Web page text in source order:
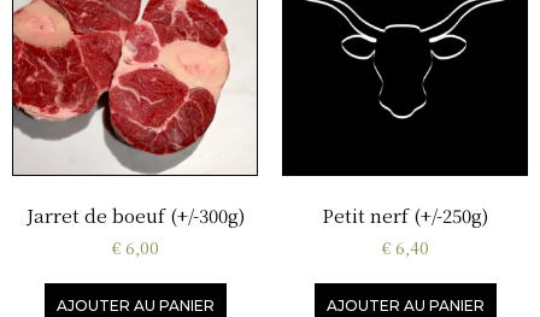
Jarret de boeuf (+/-300g)
€6,00
AJOUTER AU PANIER
Petit nerf (+/-250g)
€6,40
AJOUTER AU PANIER